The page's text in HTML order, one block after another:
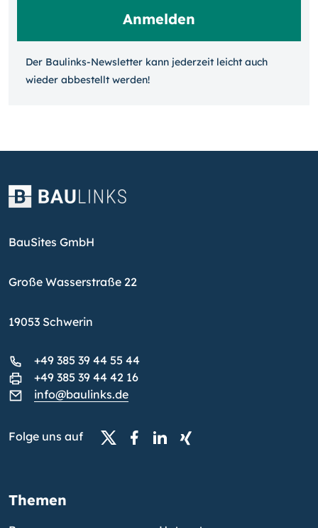
Der Baulinks-Newsletter kann jeder­zeit leicht auch
wieder ab­bestellt werden!
BauSites GmbH
Große Wasserstraße 22
19053 Schwerin
+49 385 39 44 55 44
+49 385 39 44 42 16
info@baulinks.de
Folge uns auf
Themen